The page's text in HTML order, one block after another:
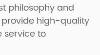
philosophy and
high-quality
service to